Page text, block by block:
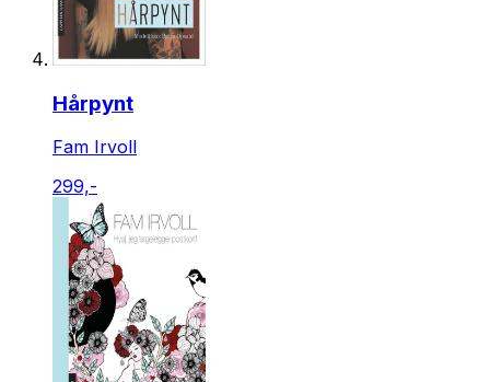
Hårpynt
Fam Irvoll
299,-